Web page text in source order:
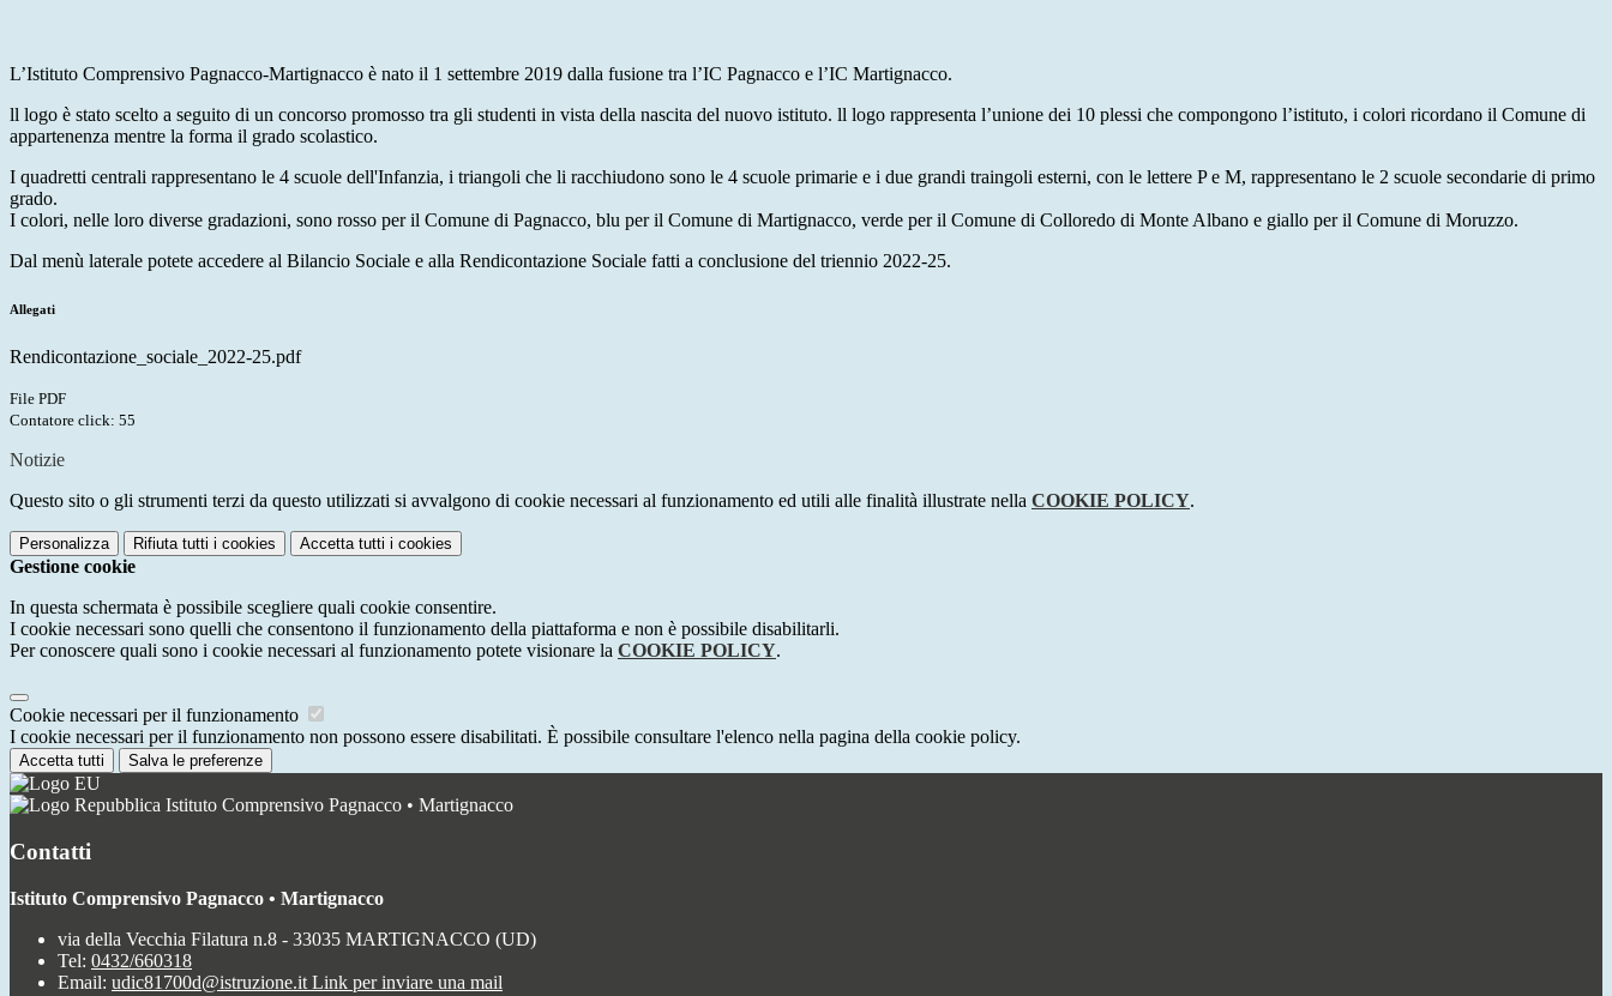
L’Istituto Comprensivo Pagnacco-Martignacco è nato il 1 settembre 2019 dalla fusione tra l’IC Pagnacco e l’IC Martignacco.
ll logo è stato scelto a seguito di un concorso promosso tra gli studenti in vista della nascita del nuovo istituto. ll logo rappresenta l’unione dei 10 plessi che compongono l’istituto, i colori ricordano il Comune di
appartenenza mentre la forma il grado scolastico.
I quadretti centrali rappresentano le 4 scuole dell'Infanzia, i triangoli che li racchiudono sono le 4 scuole primarie e i due grandi traingoli esterni, con le lettere P e M, rappresentano le 2 scuole secondarie di primo
grado.
I colori, nelle loro diverse gradazioni, sono rosso per il Comune di Pagnacco, blu per il Comune di Martignacco, verde per il Comune di Colloredo di Monte Albano e giallo per il Comune di Moruzzo.
Dal menù laterale potete accedere al Bilancio Sociale e alla Rendicontazione Sociale fatti a conclusione del triennio 2022-25.
Allegati
Rendicontazione_sociale_2022-25.pdf
File PDF
Contatore click: 55
Notizie
Questo sito o gli strumenti terzi da questo utilizzati si avvalgono di cookie necessari al funzionamento ed utili alle finalità illustrate nella COOKIE POLICY.
Personalizza Rifiuta tutti i cookies Accetta tutti i cookies
Gestione cookie
In questa schermata è possibile scegliere quali cookie consentire.
I cookie necessari sono quelli che consentono il funzionamento della piattaforma e non è possibile disabilitarli.
Per conoscere quali sono i cookie necessari al funzionamento potete visionare la COOKIE POLICY.
Cookie necessari per il funzionamento
I cookie necessari per il funzionamento non possono essere disabilitati. È possibile consultare l'elenco nella pagina della cookie policy.
Accetta tutti Salva le preferenze
Istituto Comprensivo Pagnacco • Martignacco
Contatti
Istituto Comprensivo Pagnacco • Martignacco
via della Vecchia Filatura n.8 - 33035 MARTIGNACCO (UD)
Tel: 0432/660318
Email: udic81700d@istruzione.it Link per inviare una mail